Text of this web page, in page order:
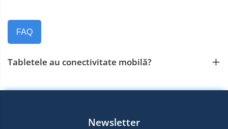
FAQ
Tabletele au conectivitate mobilă?
Newsletter